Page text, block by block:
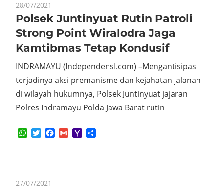
28/07/2021
Polsek Juntinyuat Rutin Patroli
Strong Point Wiralodra Jaga
Kamtibmas Tetap Kondusif
INDRAMAYU (IndependensI.com) –Mengantisipasi
terjadinya aksi premanisme dan kejahatan jalanan
di wilayah hukumnya, Polsek Juntinyuat jajaran
Polres Indramayu Polda Jawa Barat rutin
WhatsApp
TwitterFacebook
GmailYahoo
27/07/2021